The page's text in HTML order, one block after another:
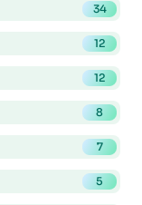
34
12
12
8
7
5